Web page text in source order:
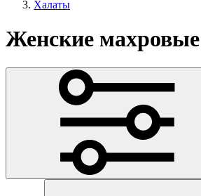
Халаты
Женские